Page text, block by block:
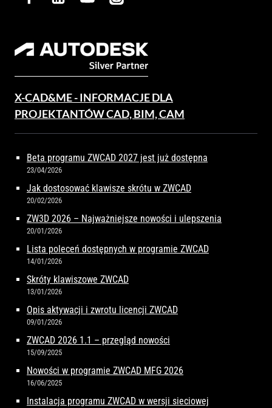
X-CAD&ME - INFORMACJE DLA
PROJEKTANTÓW CAD, BIM, CAM
Beta programu ZWCAD 2027 jest już dostępna
23/04/2026
Jak dostosować klawisze skrótu w ZWCAD
20/02/2026
ZW3D 2026 – Najważniejsze nowości i ulepszenia
20/01/2026
Lista poleceń dostępnych w programie ZWCAD
14/01/2026
Skróty klawiszowe ZWCAD
13/01/2026
Opis aktywacji i zwrotu licencji ZWCAD
09/01/2026
ZWCAD 2026 1.1 – przegląd nowości
15/09/2025
Nowości w programie ZWCAD MFG 2026
16/06/2025
Instalacja programu ZWCAD w wersji sieciowej